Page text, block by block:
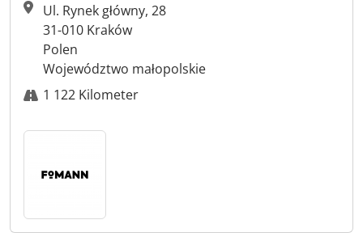
Ul. Rynek główny, 28
31-010 Kraków
Polen
Województwo małopolskie
1 122 Kilometer